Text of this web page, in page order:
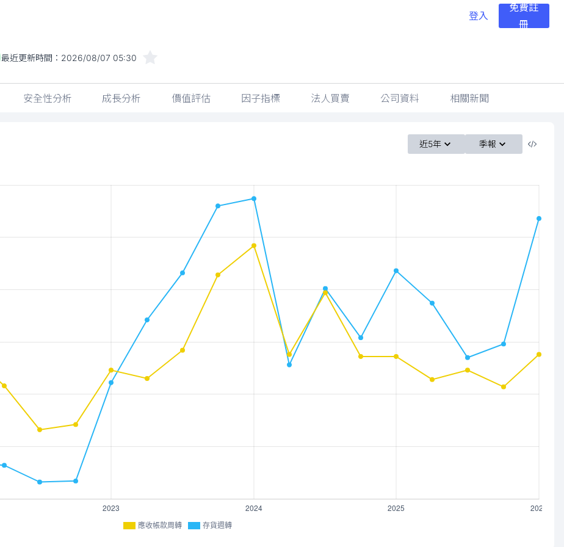
登入
免費註
冊
最近更新時間： 2026/08/07 05:30
安全性分析 成長分析 價值評估 因子指標 法人買賣 公司資料 相關新聞
近5年 季報
應收帳款周轉 存貨週轉